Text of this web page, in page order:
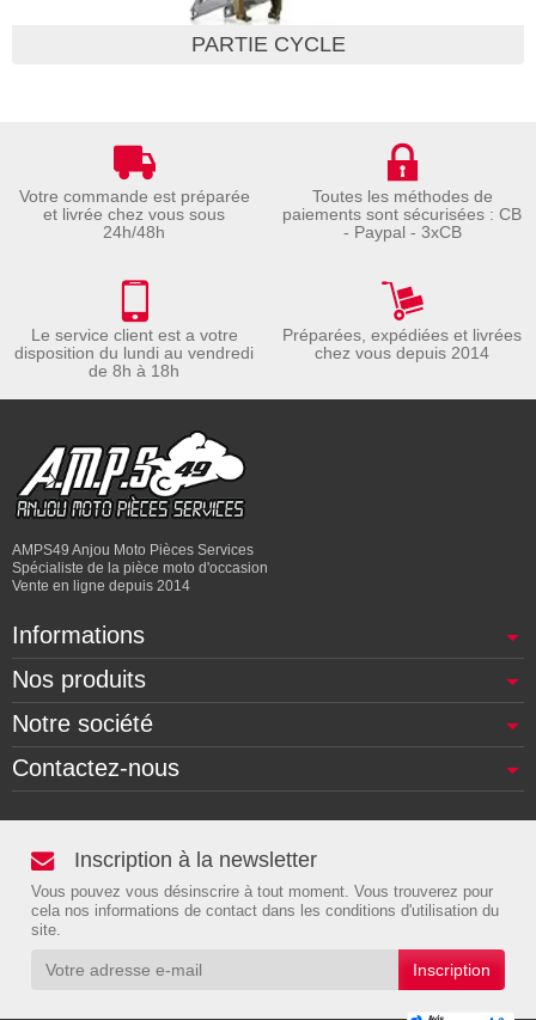
PARTIE CYCLE
Votre commande est préparée
et livrée chez vous sous
24h/48h
Toutes les méthodes de
paiements sont sécurisées : CB
- Paypal - 3xCB
Le service client est a votre
disposition du lundi au vendredi
de 8h à 18h
Préparées, expédiées et livrées
chez vous depuis 2014
AMPS49 Anjou Moto Pièces Services
Spécialiste de la pièce moto d'occasion
Vente en ligne depuis 2014
Informations
Nos produits
Notre société
Contactez-nous
Inscription à la newsletter
Vous pouvez vous désinscrire à tout moment. Vous trouverez pour
cela nos informations de contact dans les conditions d'utilisation du
site.